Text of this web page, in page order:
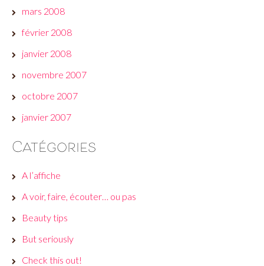
mars 2008
février 2008
janvier 2008
novembre 2007
octobre 2007
janvier 2007
Catégories
A l’affiche
A voir, faire, écouter… ou pas
Beauty tips
But seriously
Check this out!